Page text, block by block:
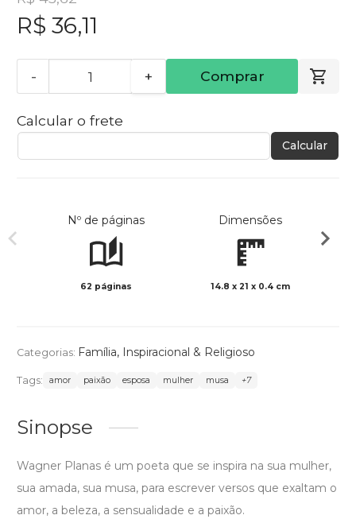
R$ 36,11
- + Comprar
Calcular o frete
Calcular
Nº de páginas
62 páginas
Dimensões
14.8 x 21 x 0.4 cm
Categorias: Família, Inspiracional & Religioso
Tags: amor paixão esposa mulher musa +7
Sinopse
Wagner Planas é um poeta que se inspira na sua mulher,
sua amada, sua musa, para escrever versos que exaltam o
amor, a beleza, a sensualidade e a paixão.